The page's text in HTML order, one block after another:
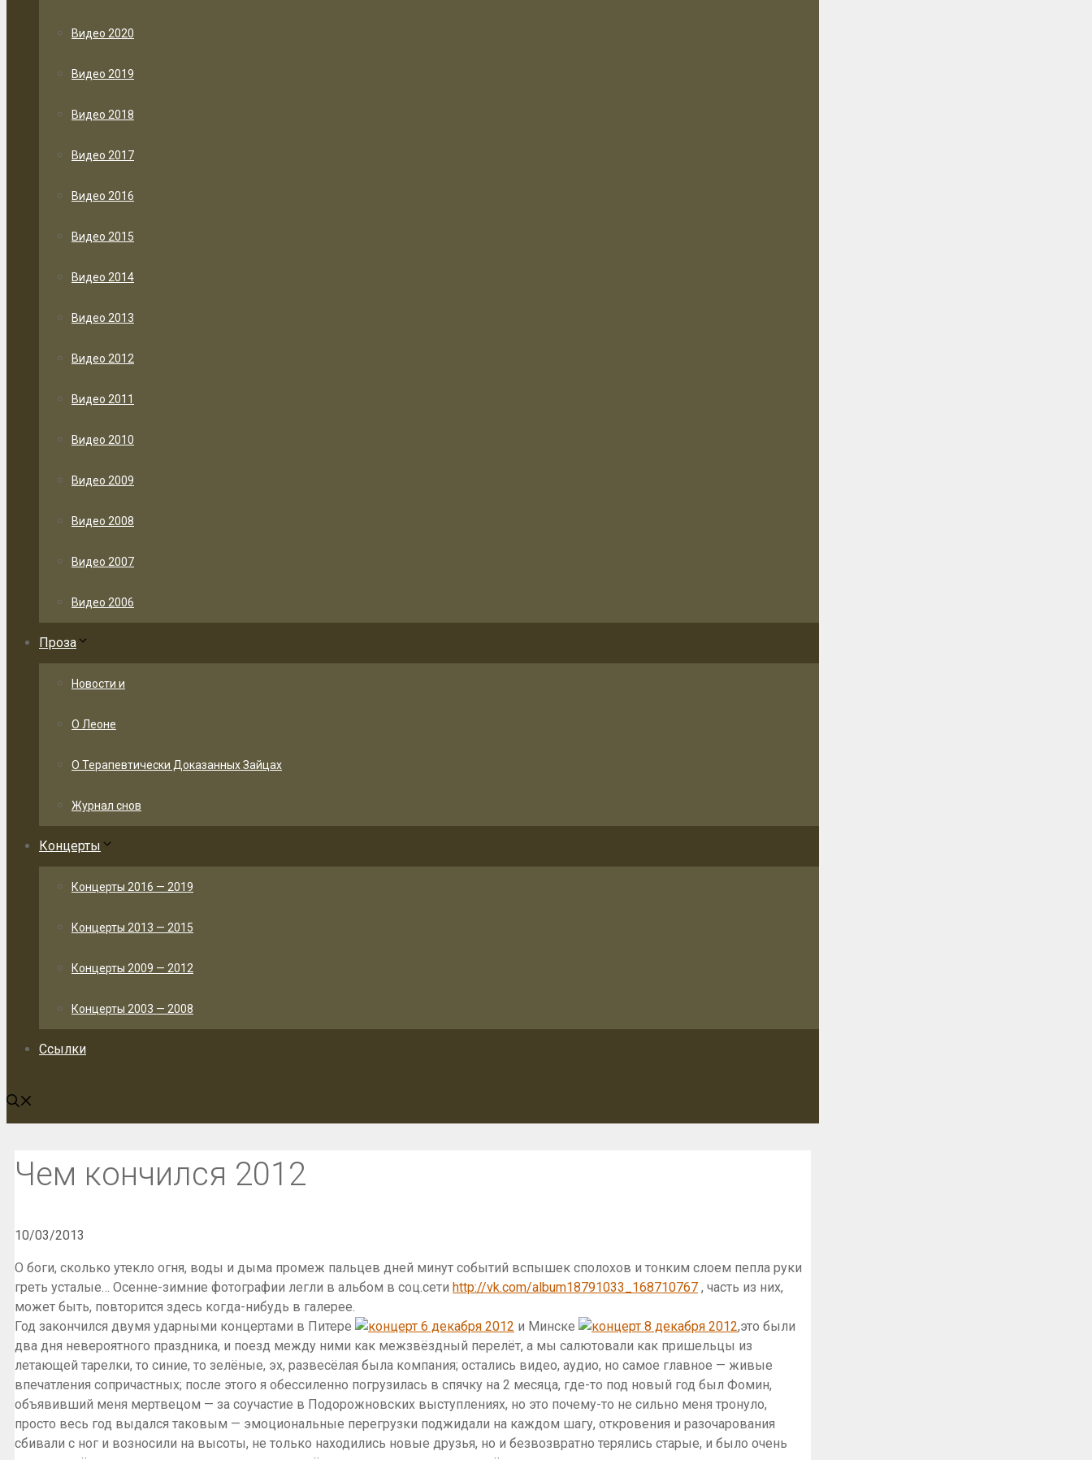
Видео 2020
Видео 2019
Видео 2018
Видео 2017
Видео 2016
Видео 2015
Видео 2014
Видео 2013
Видео 2012
Видео 2011
Видео 2010
Видео 2009
Видео 2008
Видео 2007
Видео 2006
Проза
Новости и
О Леоне
О Терапевтически Доказанных Зайцах
Журнал снов
Концерты
Концерты 2016 — 2019
Концерты 2013 — 2015
Концерты 2009 — 2012
Концерты 2003 — 2008
Ссылки
Чем кончился 2012
10/03/2013
О боги, сколько утекло огня, воды и дыма промеж пальцев дней минут событий вспышек сполохов и тонким слоем пепла руки
греть усталые… Осенне-зимние фотографии легли в альбом в соц.сети http://vk.com/album18791033_168710767 , часть из них,
может быть, повторится здесь когда-нибудь в галерее.
Год закончился двумя ударными концертами в Питере
и Минске
,это были
два дня невероятного праздника, и поезд между ними как межзвёздный перелёт, а мы салютовали как пришельцы из
летающей тарелки, то синие, то зелёные, эх, развесёлая была компания; остались видео, аудио, но самое главное — живые
впечатления сопричастных; после этого я обессиленно погрузилась в спячку на 2 месяца, где-то под новый год был Фомин,
объявивший меня мертвецом — за соучастие в Подорожновских выступлениях, но это почему-то не сильно меня тронуло,
просто весь год выдался таковым — эмоциональные перегрузки поджидали на каждом шагу, откровения и разочарования
сбивали с ног и возносили на высоты, не только находились новые друзья, но и безвозвратно терялись старые, и было очень